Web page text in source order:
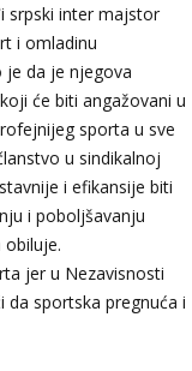
srpski inter majstor
i omladinu
da je njegova
će biti angažovani u
sporta u sve
u sindikalnoj
i efikansije biti
i poboljšavanju
jer u Nezavisnosti
sportska pregnuća i